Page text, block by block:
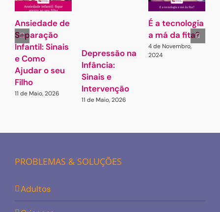
Ansiedade de
Separação
Infantil: Sinais
e Como
Ajudar o seu
Filho
11 de Maio, 2026
Depressão na
Infância:
Sinais e
Intervenção
11 de Maio, 2026
É a tecnologia
a má da fita?
4 de Novembro,
2024
PROBLEMAS & SOLUÇÕES
Adultos